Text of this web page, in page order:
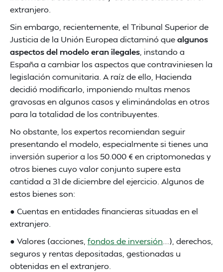
extranjero.
Sin embargo, recientemente, el Tribunal Superior de
Justicia de la Unión Europea dictaminó quealgunos
aspectos del modelo eran ilegales, instando a
España a cambiar los aspectos que contraviniesen la
legislación comunitaria. A raíz de ello, Hacienda
decidió modificarlo, imponiendo multas menos
gravosas en algunos casos y eliminándolas en otros
para la totalidad de los contribuyentes.
No obstante, los expertos recomiendan seguir
presentando el modelo, especialmente si tienes una
inversión superior a los 50.000 € en criptomonedas y
otros bienes cuyo valor conjunto supere esta
cantidad a 31 de diciembre del ejercicio. Algunos de
estos bienes son:
● Cuentas en entidades financieras situadas en el
extranjero.
● Valores (acciones, fondos de inversión…), derechos,
seguros y rentas depositadas, gestionadas u
obtenidas en el extranjero.